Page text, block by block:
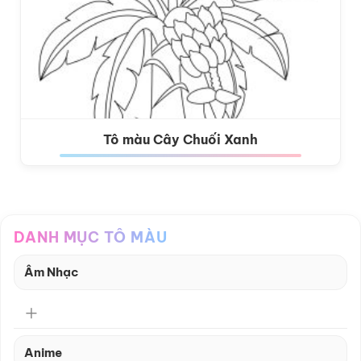
Tô màu Cây Chuối Xanh
DANH MỤC TÔ MÀU
Âm Nhạc
Anime